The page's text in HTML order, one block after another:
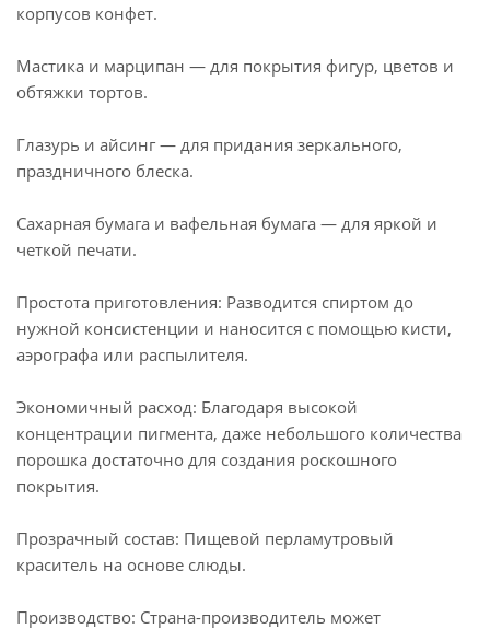
корпусов конфет.
Мастика и марципан — для покрытия фигур, цветов и
обтяжки тортов.
Глазурь и айсинг — для придания зеркального,
праздничного блеска.
Сахарная бумага и вафельная бумага — для яркой и
четкой печати.
Простота приготовления: Разводится спиртом до
нужной консистенции и наносится с помощью кисти,
аэрографа или распылителя.
Экономичный расход: Благодаря высокой
концентрации пигмента, даже небольшого количества
порошка достаточно для создания роскошного
покрытия.
Прозрачный состав: Пищевой перламутровый
краситель на основе слюды.
Производство: Страна-производитель может